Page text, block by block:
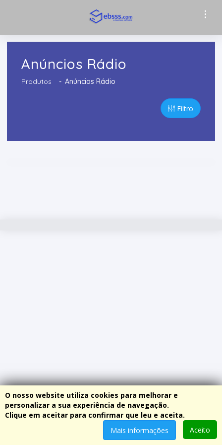
O nosso website utiliza cookies para melhorar e
personalizar a sua experiência de navegação.
Clique em aceitar para confirmar que leu e aceita.
Aceito
Mais informações
Anúncios Rádio
Produtos Anúncios Rádio
Filtro